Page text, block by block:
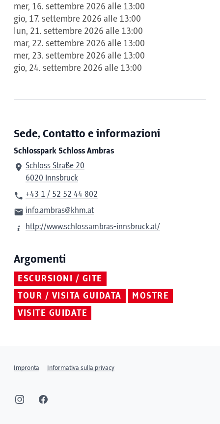
mer, 16. settembre 2026 alle 13:00
gio, 17. settembre 2026 alle 13:00
lun, 21. settembre 2026 alle 13:00
mar, 22. settembre 2026 alle 13:00
mer, 23. settembre 2026 alle 13:00
gio, 24. settembre 2026 alle 13:00
Sede, Contatto e informazioni
Schlosspark Schloss Ambras
Schloss Straße 20
6020 Innsbruck
+43 1 / 52 52 44 802
info.ambras@khm.at
http://www.schlossambras-innsbruck.at/
Argomenti
ESCURSIONI / GITE
TOUR / VISITA GUIDATA
MOSTRE
VISITE GUIDATE
Impronta Informativa sulla privacy